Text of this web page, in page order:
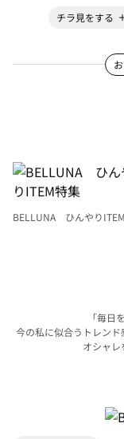
チラ見をする
BELLUNA ひんやり
「毎日
今の私に似合うトレン
オシャレ